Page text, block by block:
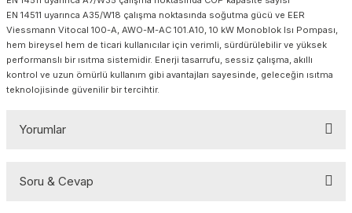
EN 14511 uyarınca A35/W18 çalışma noktasında soğutma gücü ve EER
Viessmann Vitocal 100-A, AWO-M-AC 101.A10, 10 kW Monoblok Isı Pompası,
hem bireysel hem de ticari kullanıcılar için verimli, sürdürülebilir ve yüksek
performanslı bir ısıtma sistemidir. Enerji tasarrufu, sessiz çalışma, akıllı
kontrol ve uzun ömürlü kullanım gibi avantajları sayesinde, geleceğin ısıtma
teknolojisinde güvenilir bir tercihtir.
Yorumlar
Soru & Cevap